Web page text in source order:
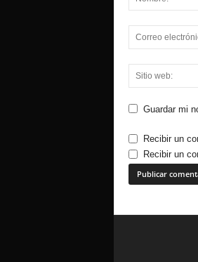
Guardar mi
Recibir un
Recibir un